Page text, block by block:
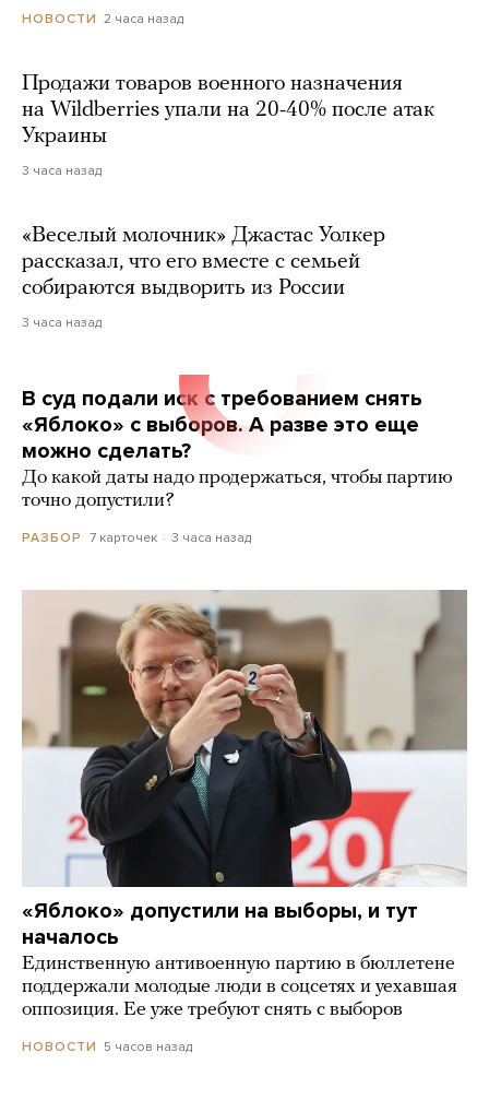
НОВОСТИ 2 часа назад
Продажи товаров военного назначения
на Wildberries упали на 20-40% после атак
Украины
3 часа назад
«Веселый молочник» Джастас Уолкер
рассказал, что его вместе с семьей
собираются выдворить из России
3 часа назад
В суд подали иск с требованием снять
«Яблоко» с выборов. А разве это еще
можно сделать?
До какой даты надо продержаться, чтобы партию
точно допустили?
РАЗБОР 7 карточек 3 часа назад
«Яблоко» допустили на выборы, и тут
началось
Единственную антивоенную партию в бюллетене
поддержали молодые люди в соцсетях и уехавшая
оппозиция. Ее уже требуют снять с выборов
НОВОСТИ 5 часов назад